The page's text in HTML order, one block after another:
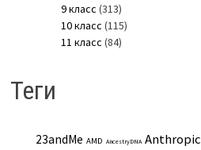
9 класс (313)
10 класс (115)
11 класс (84)
Теги
23andMe AMD AncestryDNA Anthropic